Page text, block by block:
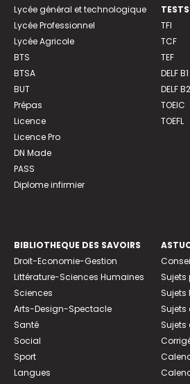
Lycée général et technologique
Lycée Professionnel
Lycée Agricole
BTS
BTSA
BUT
Prépas
Licence
Licence Pro
DN Made
PASS
Diplome infirmier
TFI
TCF
TEF
DELF B1
DELF B2
TOEIC
TOEFL
BIBLIOTHEQUE DES SAVOIRS
Droit-Economie-Gestion
Littérature-Sciences Humaines
Sciences
Arts-Design-Spectacle
Santé
Social
Sport
Langues
Sujets
Sujets
Sujets
Sujets